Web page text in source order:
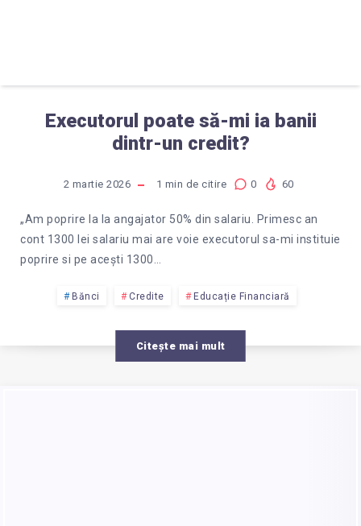
Executorul poate să-mi ia banii
dintr-un credit?
2 martie 2026 1 min de citire 0 60
„Am poprire la la angajator 50% din salariu. Primesc an
cont 1300 lei salariu mai are voie executorul sa-mi instituie
poprire si pe acești 1300…
Bănci Credite Educație Financiară
Citește mai mult